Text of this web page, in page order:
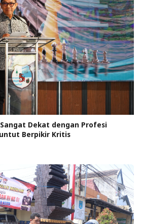
Dekat dengan Profesi
Berpikir Kritis